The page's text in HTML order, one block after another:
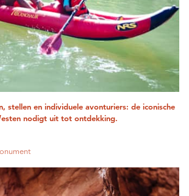
stellen en individuele avonturiers: de iconische
nodigt uit tot ontdekking.